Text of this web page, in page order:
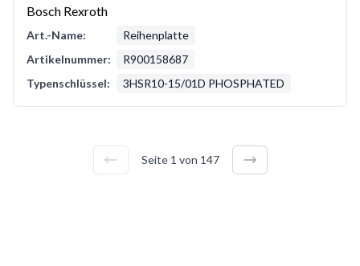
Bosch Rexroth
Art.-Name:
Reihenplatte
Artikelnummer:
R900158687
Typenschlüssel:
3HSR10-15/01D PHOSPHATED
Seite 1 von 147